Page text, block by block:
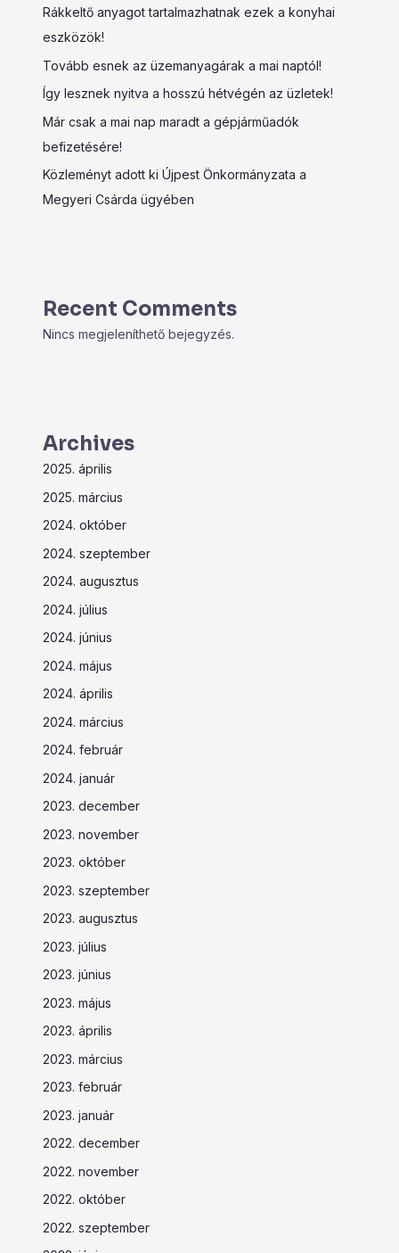
Rákkeltő anyagot tartalmazhatnak ezek a konyhai
eszközök!
Tovább esnek az üzemanyagárak a mai naptól!
Így lesznek nyitva a hosszú hétvégén az üzletek!
Már csak a mai nap maradt a gépjárműadók
befizetésére!
Közleményt adott ki Újpest Önkormányzata a
Megyeri Csárda ügyében
Recent Comments
Nincs megjeleníthető bejegyzés.
Archives
2025. április
2025. március
2024. október
2024. szeptember
2024. augusztus
2024. július
2024. június
2024. május
2024. április
2024. március
2024. február
2024. január
2023. december
2023. november
2023. október
2023. szeptember
2023. augusztus
2023. július
2023. június
2023. május
2023. április
2023. március
2023. február
2023. január
2022. december
2022. november
2022. október
2022. szeptember